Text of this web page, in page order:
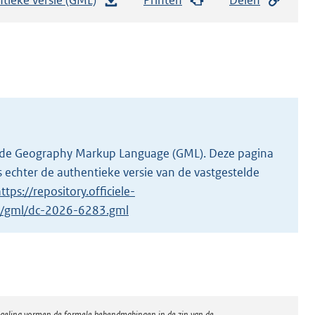
n
g
r
o
o
Markup Language (GML). Deze pagina
de authentieke versie van de vastgestelde
repository.officiele-
gml/dc-2026-6283.gml